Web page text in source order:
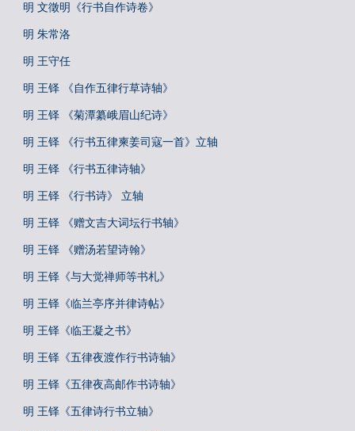
明 文徵明《行书自作诗卷》
明 朱常洛
明 王守任
明 王铎 《自作五律行草诗轴》
明 王铎 《菊潭纂峨眉山纪诗》
明 王铎 《行书五律柬姜司寇一首》立轴
明 王铎 《行书五律诗轴》
明 王铎 《行书诗》 立轴
明 王铎 《赠文吉大词坛行书轴》
明 王铎 《赠汤若望诗翰》
明 王铎《与大觉禅师等书札》
明 王铎《临兰亭序并律诗帖》
明 王铎《临王凝之书》
明 王铎《五律夜渡作行书诗轴》
明 王铎《五律夜高邮作书诗轴》
明 王铎《五律诗行书立轴》